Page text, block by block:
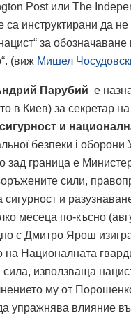
Post или The
са инструктирани да не
за обозначаване
(виж Мишел
Парубий е
в Киев) за секретар на
и
безпеки і оборони
зад граница е
сили,
сигурност и
месеца по-късно
с Дмитро Ярош
на Националната
сила, използваща
му от
упражнява влияние